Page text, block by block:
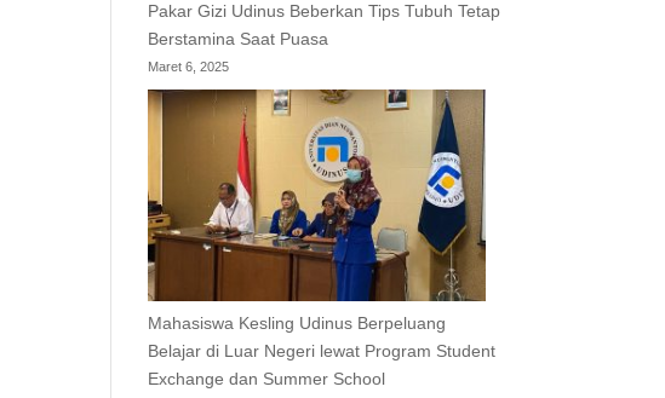
Pakar Gizi Udinus Beberkan Tips Tubuh Tetap
Berstamina Saat Puasa
Maret 6, 2025
Mahasiswa Kesling Udinus Berpeluang
Belajar di Luar Negeri lewat Program Student
Exchange dan Summer School